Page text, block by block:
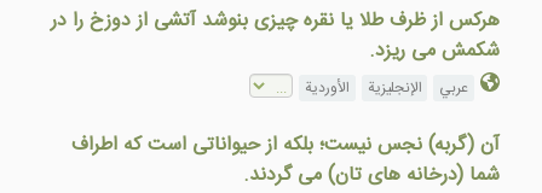
هرکس از ظرف طلا یا نقره چیزی بنوشد آتشی از دوزخ را در
شکمش می ريزد.
عربي الإنجليزية الأوردية
آن (گربه) نجس نيست؛ بلکه از حيواناتی است که اطراف
شما (درخانه های تان) می گردند.